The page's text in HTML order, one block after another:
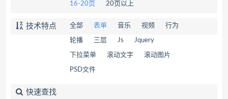
16-20页 20页以上
技术特点 全部 表单 音乐 视频 行为
轮播 三层 Js Jquery
下拉菜单 滚动文字 滚动图片
PSD文件
快速查找